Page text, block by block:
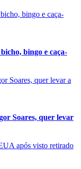
bingo e caça-
Soares, quer levar